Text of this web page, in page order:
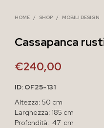
HOME / SHOP / MOBILI DESIGN
Cassapanca
€240,00
ID: OF25-131
Altezza: 50 cm
Larghezza: 185 cm
Profondità: 47 cm